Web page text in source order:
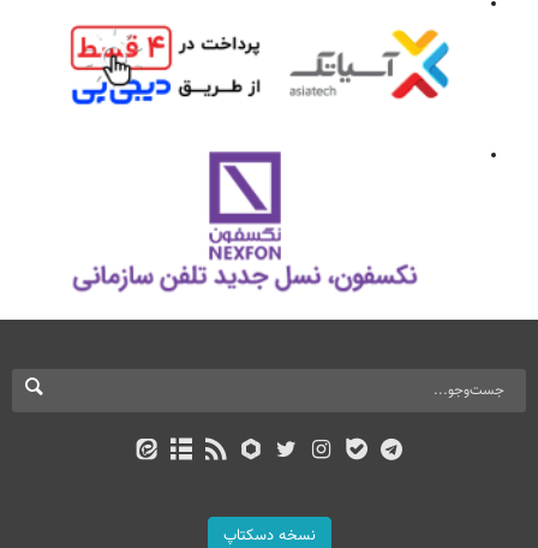
نسخه دسکتاپ